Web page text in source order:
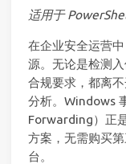
适用于
在企业安全运营
源。无论是检测
合规要求，都离
分析。Windows
Forwarding）正
方案，无需购买
台。